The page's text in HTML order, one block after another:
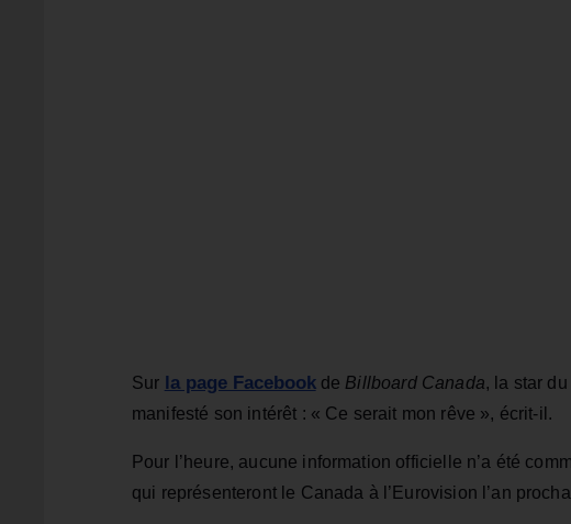
Sur la page Facebookde Billboard Canada, la star
manifesté son intérêt : « Ce serait mon rêve », écrit‑il.
Pour l’heure, aucune information officielle n’a été
qui représenteront le Canada à l’Eurovision l’an